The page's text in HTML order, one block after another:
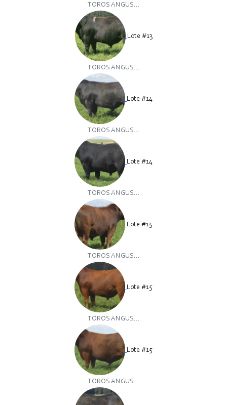
TOROS ANGUS...
Lote #13
TOROS ANGUS...
Lote #14
TOROS ANGUS...
Lote #14
TOROS ANGUS...
Lote #15
TOROS ANGUS...
Lote #15
TOROS ANGUS...
Lote #15
TOROS ANGUS...